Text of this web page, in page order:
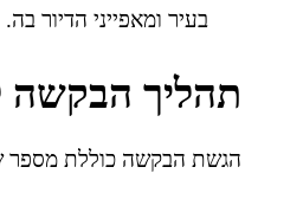
בעיר ומאפייני הדיור בה.
תהליך הבקשה
הגשת הבקשה כוללת מספר